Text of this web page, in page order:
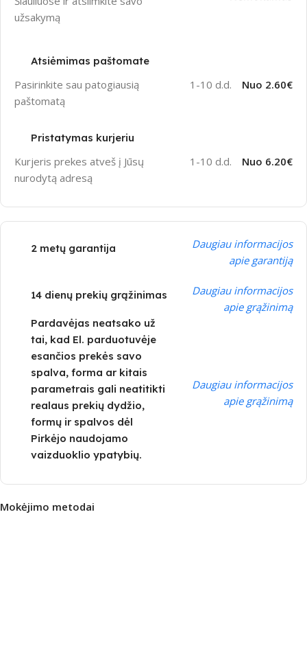
užsakymą
Atsiėmimas paštomate
Pasirinkite sau patogiausią
paštomatą
1-10 d.d. Nuo 2.60€
Pristatymas kurjeriu
Kurjeris prekes atveš į Jūsų
nurodytą adresą
1-10 d.d. Nuo 6.20€
2 metų garantija
Daugiau informacijos
apie garantiją
14 dienų prekių grąžinimas
Daugiau informacijos
apie grąžinimą
Pardavėjas neatsako už
tai, kad El. parduotuvėje
esančios prekės savo
spalva, forma ar kitais
parametrais gali neatitikti
realaus prekių dydžio,
formų ir spalvos dėl
Pirkėjo naudojamo
vaizduoklio ypatybių.
Daugiau informacijos
apie grąžinimą
Mokėjimo metodai